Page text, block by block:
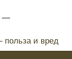
и вред